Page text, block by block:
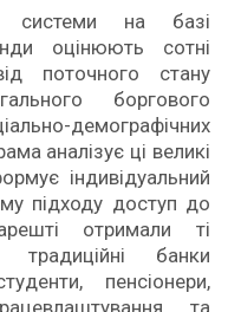
системи на базі
оцінюють сотні
поточного стану
боргового
демографічних
аналізує ці великі
індивідуальний
підходу доступ до
отримали ті
традиційні банки
пенсіонери,
та